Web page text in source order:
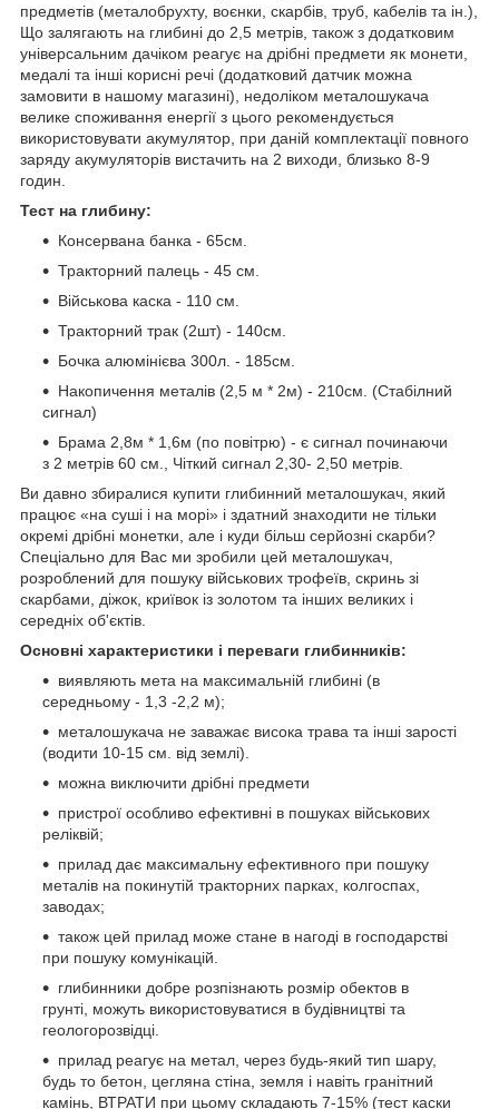
предметів (металобрухту, воєнки, скарбів, труб, кабелів та ін.),
Що залягають на глибині до 2,5 метрів, також з додатковим
універсальним дачіком реагує на дрібні предмети як монети,
медалі та інші корисні речі (додатковий датчик можна
замовити в нашому магазині), недоліком металошукача
велике споживання енергії з цього рекомендується
використовувати акумулятор, при даній комплектації повного
заряду акумуляторів вистачить на 2 виходи, близько 8-9
годин.
Тест на глибину:
Консервана банка - 65см.
Тракторний палець - 45 см.
Військова каска - 110 см.
Тракторний трак (2шт) - 140см.
Бочка алюмінієва 300л. - 185см.
Накопичення металів (2,5 м * 2м) - 210см. (Стабілний
сигнал)
Брама 2,8м * 1,6м (по повітрю) - є сигнал починаючи
з 2 метрів 60 см., Чіткий сигнал 2,30- 2,50 метрів.
Ви давно збиралися купити глибинний металошукач, який
працює «на суші і на морі» і здатний знаходити не тільки
окремі дрібні монетки, але і куди більш серйозні скарби?
Спеціально для Вас ми зробили цей металошукач,
розроблений для пошуку військових трофеїв, скринь зі
скарбами, діжок, криївок із золотом та інших великих і
середніх об'єктів.
Основні характеристики і переваги глибинників:
виявляють мета на максимальній глибині (в
середньому - 1,3 -2,2 м);
металошукача не заважає висока трава та інші зарості
(водити 10-15 см. від землі).
можна виключити дрібні предмети
пристрої особливо ефективні в пошуках військових
реліквій;
прилад дає максимальну ефективного при пошуку
металів на покинутій тракторних парках, колгоспах,
заводах;
також цей прилад може стане в нагоді в господарстві
при пошуку комунікацій.
глибинники добре розпізнають розмір обектов в
грунті, можуть використовуватися в будівництві та
геологорозвідці.
прилад реагує на метал, через будь-який тип шару,
будь то бетон, цегляна стіна, земля і навіть гранітний
камінь, ВТРАТИ при цьому складають 7-15% (тест каски